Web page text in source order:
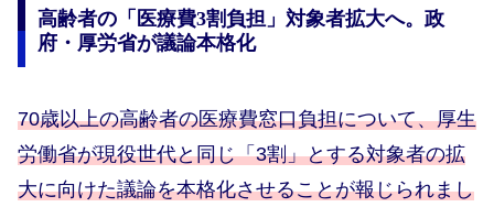
高齢者の「医療費3割負担」対象者拡大へ。政
府・厚労省が議論本格化
70歳以上の高齢者の医療費窓口負担について、厚生
労働省が現役世代と同じ「3割」とする対象者の拡
大に向けた議論を本格化させることが報じられまし